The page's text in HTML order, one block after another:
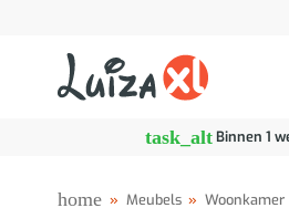
task_altBinnen 1
home » Meubels » Woonkamer